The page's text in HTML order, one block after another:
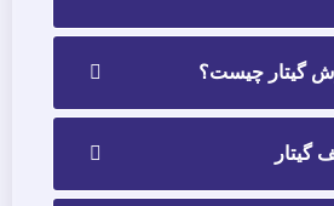
گیتار چیست؟
گیتار